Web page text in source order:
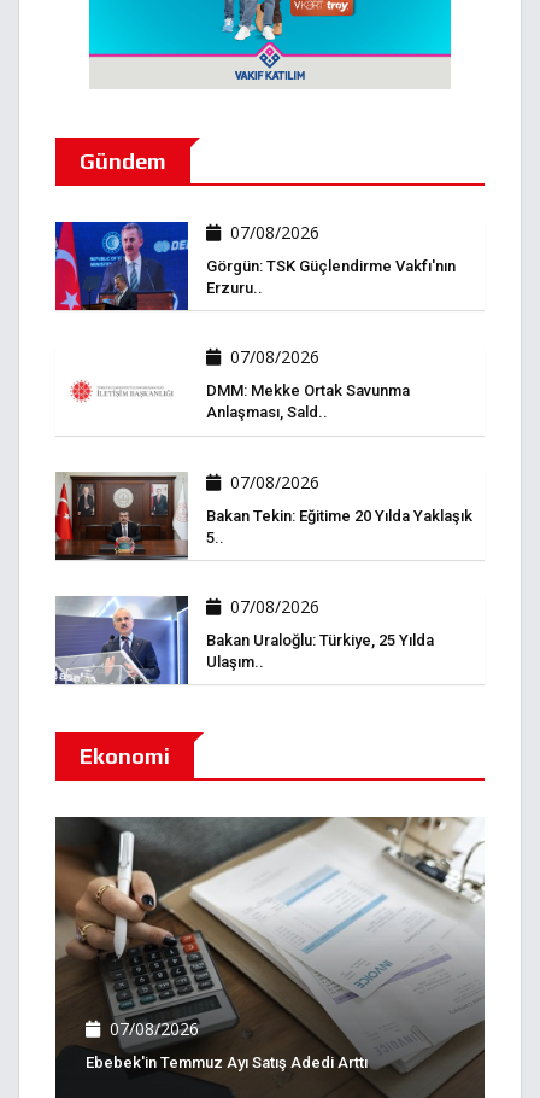
Gündem
07/08/2026
Görgün: TSK Güçlendirme Vakfı'nın
Erzuru..
07/08/2026
DMM: Mekke Ortak Savunma
Anlaşması, Sald..
07/08/2026
Bakan Tekin: Eğitime 20 Yılda Yaklaşık
5..
07/08/2026
Bakan Uraloğlu: Türkiye, 25 Yılda
Ulaşım..
Ekonomi
07/08/2026
Ebebek'in Temmuz Ayı Satış Adedi Arttı